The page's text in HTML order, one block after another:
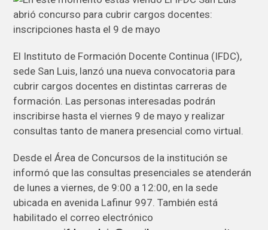
El Instituto de Formación Docente Continua (IFDC),
sede San Luis, lanzó una nueva convocatoria para
cubrir cargos docentes en distintas carreras de
formación. Las personas interesadas podrán
inscribirse hasta el viernes 9 de mayo y realizar
consultas tanto de manera presencial como virtual.
Desde el Área de Concursos de la institución se
informó que las consultas presenciales se atenderán
de lunes a viernes, de 9:00 a 12:00, en la sede
ubicada en avenida Lafinur 997. También está
habilitado el correo electrónico